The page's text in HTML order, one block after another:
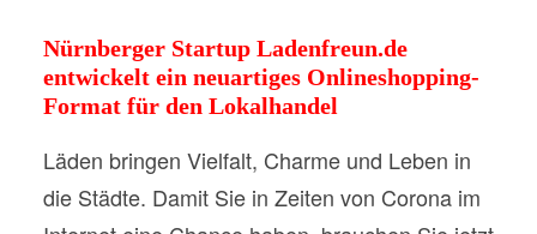
Nürnberger Startup Ladenfreun.de
entwickelt ein neuartiges Onlineshopping-
Format für den Lokalhandel
Läden bringen Vielfalt, Charme und Leben in
die Städte. Damit Sie in Zeiten von Corona im